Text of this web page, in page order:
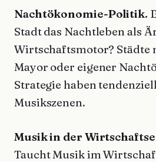
Nachtökonomie-Politik.
Stadt das Nachtleben als
Wirtschaftsmotor? Städte
Mayor oder eigener
Strategie haben
Musikszenen.
Musik in der
Taucht Musik im